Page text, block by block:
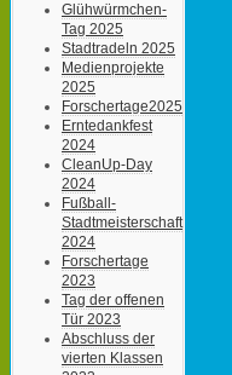
Glühwürmchen-
Tag 2025
Stadtradeln 2025
Medienprojekte
2025
Forschertage2025
Erntedankfest
2024
CleanUp-Day
2024
Fußball-
Stadtmeisterschaft
2024
Forschertage
2023
Tag der offenen
Tür 2023
Abschluss der
vierten Klassen